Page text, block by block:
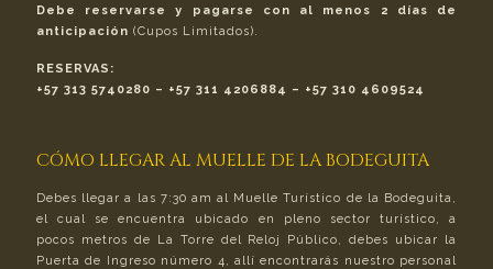
Debe reservarse y pagarse con al menos 2 días de
anticipación (Cupos Limitados).
RESERVAS:
+57 313 5740280 – +57 311 4206884 – +57 310 4609524
CÓMO LLEGAR AL MUELLE DE LA BODEGUITA
Debes llegar a las 7:30 am al Muelle Turístico de la Bodeguita,
el cual se encuentra ubicado en pleno sector turístico, a
pocos metros de La Torre del Reloj Público, debes ubicar la
Puerta de Ingreso número 4, allí encontrarás nuestro personal